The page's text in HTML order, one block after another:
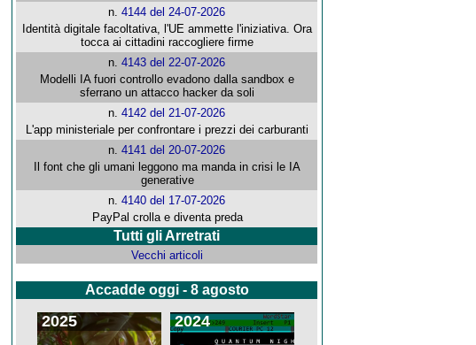
n.4144 del 24-07-2026
Identità digitale facoltativa, l'UE ammette l'iniziativa. Ora
tocca ai cittadini raccogliere firme
n.4143 del 22-07-2026
Modelli IA fuori controllo evadono dalla sandbox e
sferrano un attacco hacker da soli
n.4142 del 21-07-2026
L'app ministeriale per confrontare i prezzi dei carburanti
n.4141 del 20-07-2026
Il font che gli umani leggono ma manda in crisi le IA
generative
n.4140 del 17-07-2026
PayPal crolla e diventa preda
Tutti gli Arretrati
Vecchi articoli
Accadde oggi - 8 agosto
2025 2024